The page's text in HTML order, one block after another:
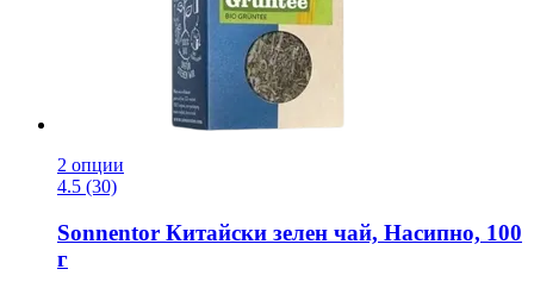
2 опции
4.5 (30)
Sonnentor Китайски зелен чай, Насипно, 100
г